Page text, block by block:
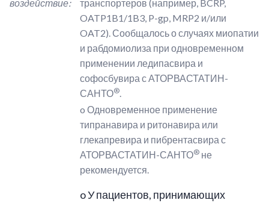
воздействие:
транспортеров (например, BCRP,
OATP1B1/1B3, P-gp, MRP2 и/или
OAT2). Сообщалось о случаях миопатии
и рабдомиолиза при одновременном
применении ледипасвира и
софосбувира с АТОРВАСТАТИН-
САНТО®.
o Одновременное применение
типранавира и ритонавира или
глекапревира и пибрентасвира с
АТОРВАСТАТИН-САНТО® не
рекомендуется.
o У пациентов, принимающих